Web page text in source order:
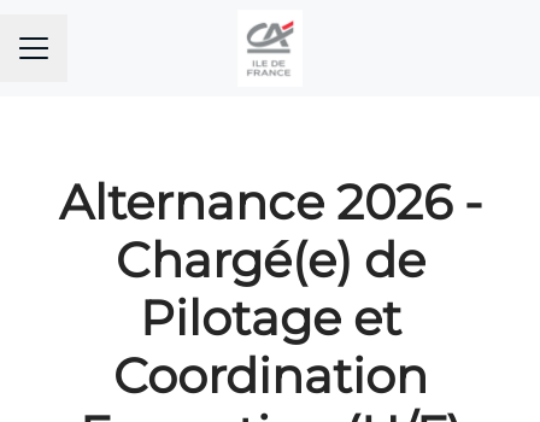
MENU CARRIÈRE
Alternance 2026 -
Chargé(e) de
Pilotage et
Coordination